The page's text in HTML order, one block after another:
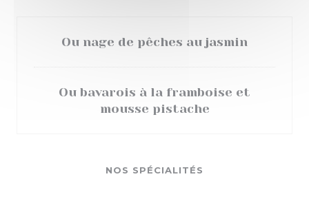
Ou nage de pêches au jasmin
Ou bavarois à la framboise et
mousse pistache
NOS SPÉCIALITÉS